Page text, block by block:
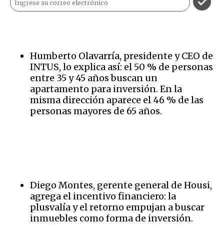
Humberto Olavarría, presidente y CEO de
INTUS, lo explica así: el 50 % de personas
entre 35 y 45 años buscan un
apartamento para inversión. En la
misma dirección aparece el 46 % de las
personas mayores de 65 años.
Diego Montes, gerente general de Housi,
agrega el incentivo financiero: la
plusvalía y el retorno empujan a buscar
inmuebles como forma de inversión.